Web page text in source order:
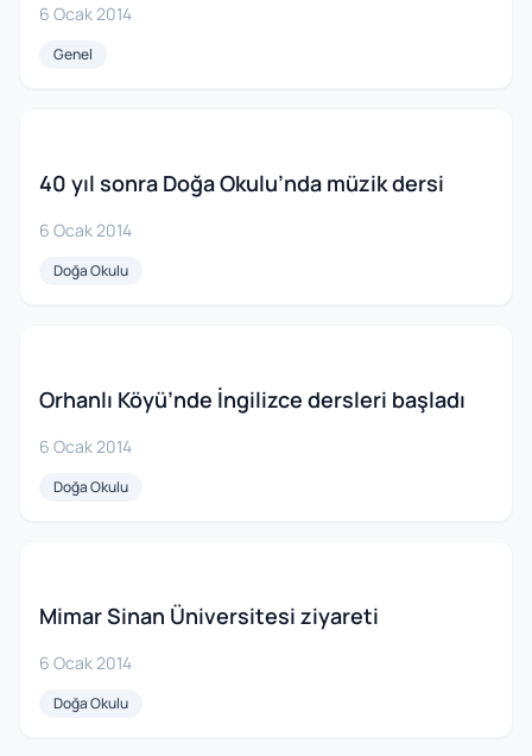
6 Ocak 2014
Genel
40 yıl sonra Doğa Okulu’nda müzik dersi
6 Ocak 2014
Doğa Okulu
Orhanlı Köyü’nde İngilizce dersleri başladı
6 Ocak 2014
Doğa Okulu
Mimar Sinan Üniversitesi ziyareti
6 Ocak 2014
Doğa Okulu